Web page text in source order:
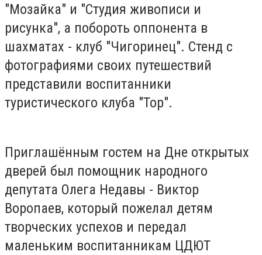
"Мозайка" и "Студия живописи и
рисунка", а побороть оппонента в
шахматах - клуб "Чигоринец". Стенд с
фотографиями своих путешествий
представили воспитанники
туристического клуба "Тор".
Приглашённым гостем на Дне открытых
дверей был помощник народного
депутата Олега Недавы - Виктор
Воропаев, который пожелал детям
творческих успехов и передал
маленьким воспитанникам ЦДЮТ